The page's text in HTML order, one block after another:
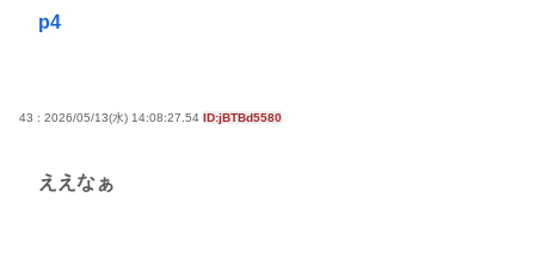
Powered by livedoor 相互RSS
p4
43 : 2026/05/13(水) 14:08:27.54 ID:jBTBd5580
ええなぁ